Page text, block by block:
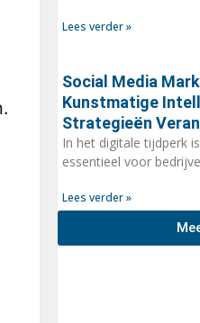
Lees verder »
Social Media
Kunstmatige
Strategieën
In het digitale tijdperk
essentieel voor
Lees verder »